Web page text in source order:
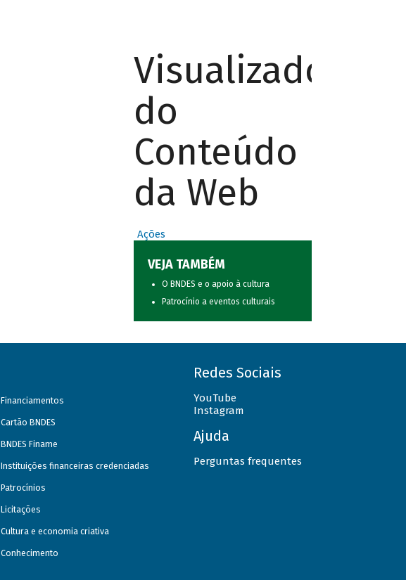
Visualizador
do
Conteúdo
da Web
Ações
VEJA TAMBÉM
O BNDES e o apoio à cultura
Patrocínio a eventos culturais
Financiamentos
Cartão BNDES
BNDES Finame
Instituições financeiras credenciadas
Patrocínios
Licitações
Cultura e economia criativa
Conhecimento
Redes Sociais
YouTube
Instagram
Ajuda
Perguntas frequentes